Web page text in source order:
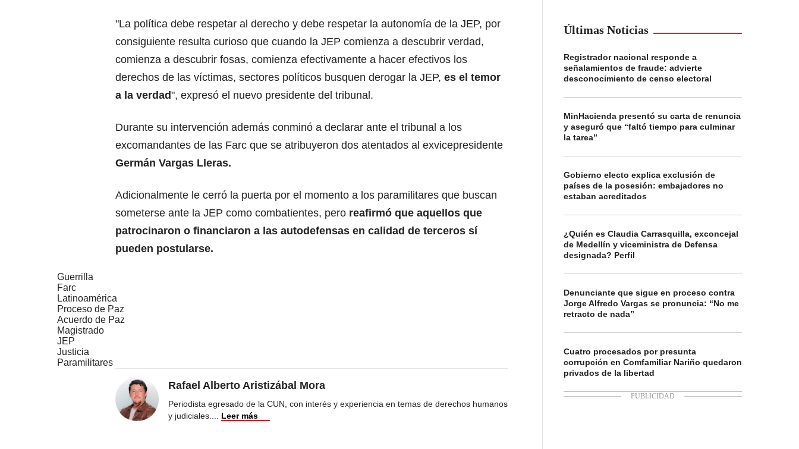
"La política debe respetar al derecho y debe respetar la autonomía de la JEP, por
consiguiente resulta curioso que cuando la JEP comienza a descubrir verdad,
comienza a descubrir fosas, comienza efectivamente a hacer efectivos los
derechos de las víctimas, sectores políticos busquen derogar la JEP, es el temor
a la verdad", expresó el nuevo presidente del tribunal.
Durante su intervención además conminó a declarar ante el tribunal a los
excomandantes de las Farc que se atribuyeron dos atentados al exvicepresidente
Germán Vargas Lleras.
Adicionalmente le cerró la puerta por el momento a los paramilitares que buscan
someterse ante la JEP como combatientes, pero reafirmó que aquellos que
patrocinaron o financiaron a las autodefensas en calidad de terceros sí
pueden postularse.
Guerrilla
Farc
Latinoamérica
Proceso de Paz
Acuerdo de Paz
Magistrado
JEP
Justicia
Paramilitares
Rafael Alberto Aristizábal Mora
Periodista egresado de la CUN, con interés y experiencia en temas de derechos humanos
y judiciales.
Leer más
Últimas Noticias
Registrador nacional responde a
señalamientos de fraude: advierte
desconocimiento de censo electoral
MinHacienda presentó su carta de renuncia
y aseguró que “faltó tiempo para culminar
la tarea”
Gobierno electo explica exclusión de
países de la posesión: embajadores no
estaban acreditados
¿Quién es Claudia Carrasquilla, exconcejal
de Medellín y viceministra de Defensa
designada? Perfil
Denunciante que sigue en proceso contra
Jorge Alfredo Vargas se pronuncia: “No me
retracto de nada”
Cuatro procesados por presunta
corrupción en Comfamiliar Nariño quedaron
privados de la libertad